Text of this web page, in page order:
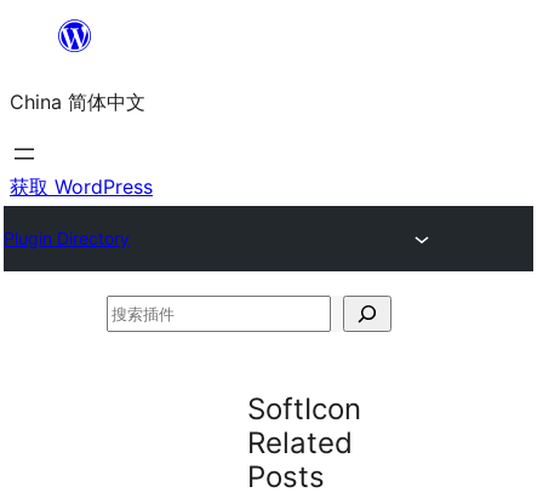
内
容
China 简体中文
获取 WordPress
Plugin Directory
搜
SoftIcon
Related
Posts